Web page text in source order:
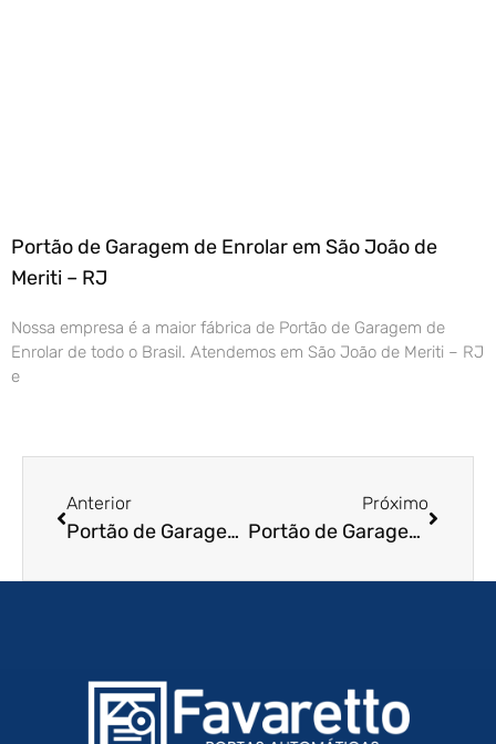
Portão de Garagem de Enrolar em São João de
Meriti – RJ
Nossa empresa é a maior fábrica de Portão de Garagem de
Enrolar de todo o Brasil. Atendemos em São João de Meriti – RJ
e
Anterior
Portão de Garagem de Enrolar em Americo Brasiliense – SP
Próximo
Portão de Garagem de Enrolar em Osvaldo Cruz – SP